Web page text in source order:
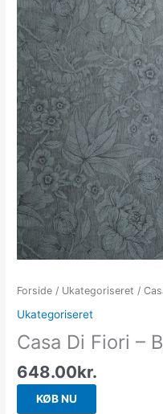
Forside / Ukategoriseret /
Ukategoriseret
Casa Di Fiori –
648.00kr.
KØB NU